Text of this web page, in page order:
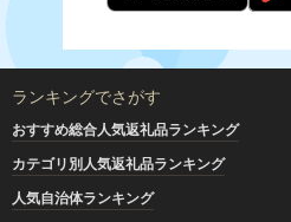
ランキングでさがす
おすすめ総合人気返礼品ランキング
カテゴリ別人気返礼品ランキング
人気自治体ランキング